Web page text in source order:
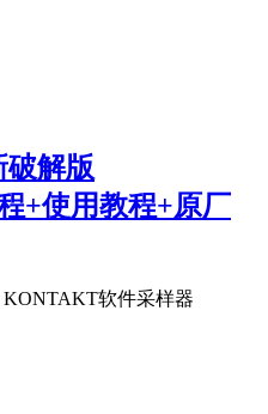
解版
+使用教程+原厂
KONTAKT软件采样器